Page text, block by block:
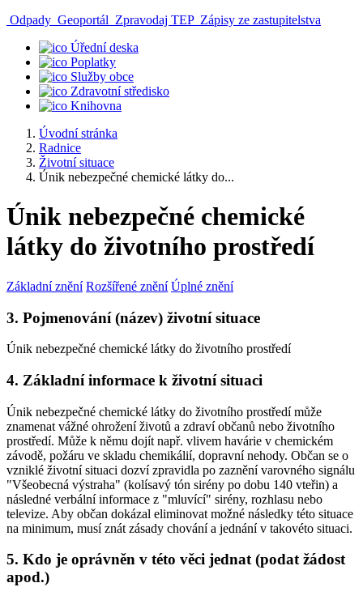
Odpady Geoportál Zpravodaj TEP Zápisy ze zastupitelstva
Úřední deska
Poplatky
Služby obce
Zdravotní středisko
Knihovna
Úvodní stránka
Radnice
Životní situace
Únik nebezpečné chemické látky do...
Únik nebezpečné chemické
látky do životního prostředí
Základní znění Rozšířené znění Úplné znění
3. Pojmenování (název) životní situace
Únik nebezpečné chemické látky do životního prostředí
4. Základní informace k životní situaci
Únik nebezpečné chemické látky do životního prostředí může
znamenat vážné ohrožení životů a zdraví občanů nebo životního
prostředí. Může k němu dojít např. vlivem havárie v chemickém
závodě, požáru ve skladu chemikálií, dopravní nehody. Občan se o
vzniklé životní situaci dozví zpravidla po zaznění varovného signálu
"Všeobecná výstraha" (kolísavý tón sirény po dobu 140 vteřin) a
následné verbální informace z "mluvící" sirény, rozhlasu nebo
televize. Aby občan dokázal eliminovat možné následky této situace
na minimum, musí znát zásady chování a jednání v takovéto situaci.
5. Kdo je oprávněn v této věci jednat (podat žádost
apod.)